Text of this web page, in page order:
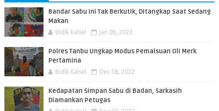
Bandar Sabu Ini Tak Berkutik, Ditangkap Saat Sedang
Makan
Bidik Kalsel Jan 06, 2023
Polres Tanbu Ungkap Modus Pemalsuan Oli Merk
Pertamina
Bidik Kalsel Dec 08, 2022
Kedapatan Simpan Sabu di Badan, Sarkasih
Diamankan Petugas